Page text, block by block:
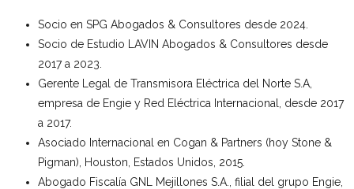
Socio en SPG Abogados & Consultores desde 2024.
Socio de Estudio LAVIN Abogados & Consultores desde
2017 a 2023.
Gerente Legal de Transmisora Eléctrica del Norte S.A,
empresa de Engie y Red Eléctrica Internacional, desde 2017
a 2017.
Asociado Internacional en Cogan & Partners (hoy Stone &
Pigman), Houston, Estados Unidos, 2015.
Abogado Fiscalía GNL Mejillones S.A., filial del grupo Engie,